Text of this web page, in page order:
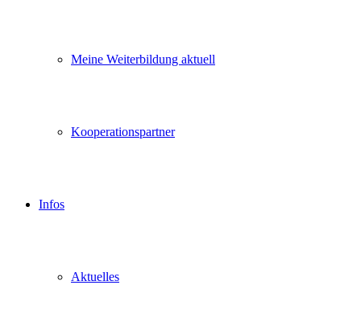
Meine Weiterbildung aktuell
Kooperationspartner
Infos
Aktuelles